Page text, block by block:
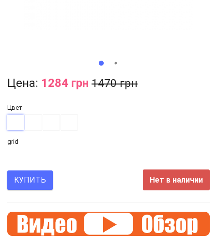
Цена: 1284 грн 1470 грн
Цвет
grid
КУПИТЬ Нет в наличии